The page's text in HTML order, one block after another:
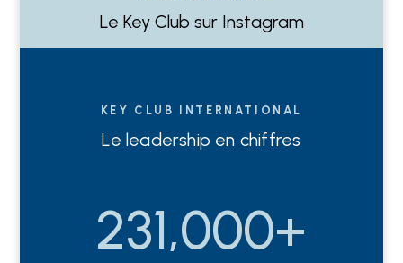
Le Key Club sur Instagram
KEY CLUB INTERNATIONAL
Le leadership en chiffres
231,000+